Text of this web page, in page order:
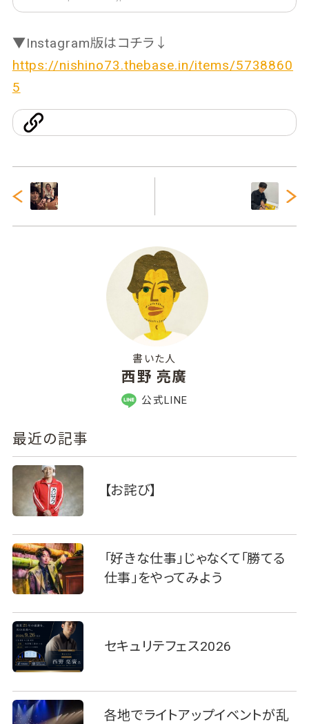
▼Instagram版はコチラ↓
https://nishino73.thebase.in/items/5738860
5
書いた人
西野 亮廣
公式LINE
最近の記事
【お詫び】
「好きな仕事」じゃなくて「勝てる
仕事」をやってみよう
セキュリテフェス2026
各地でライトアップイベントが乱